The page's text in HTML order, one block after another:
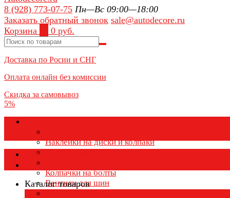
8 (928) 773-07-75 Пн—Вс 09:00—18:00
Заказать обратный звонок sale@autodecore.ru
Корзина
0 руб.
Доставка по Росии и СНГ
Оплата онлайн без комиссии
Скидка за самовывоз
5%
Наклейки на диски и колпаки
Колпаки на колеса
Колпачки на болты
Вентили для шин
Каталог товаров
Каталог товаров